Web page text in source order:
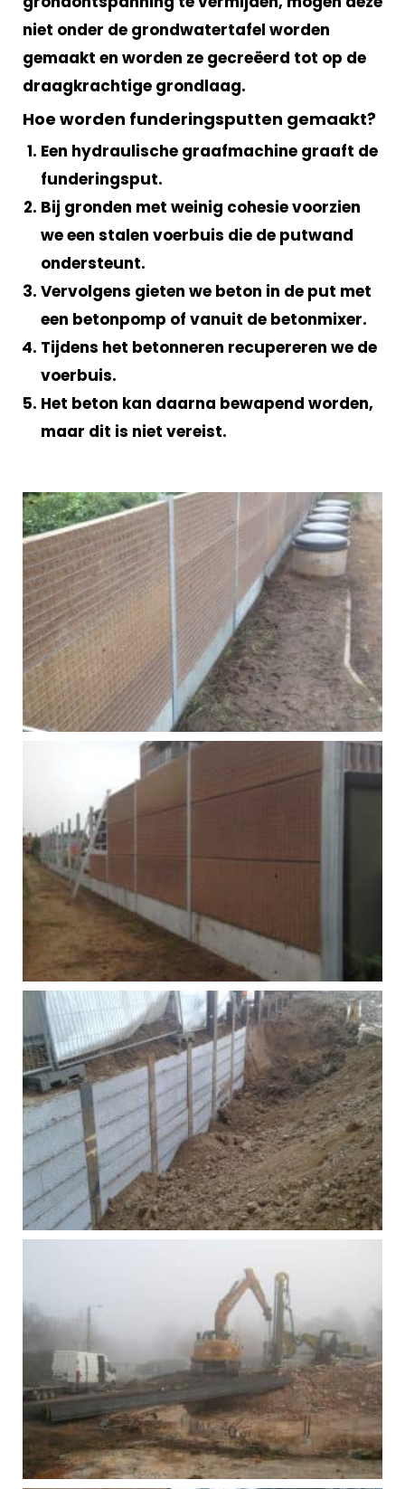
niet onder de grondwatertafel worden
gemaakt en worden ze gecreëerd tot op de
draagkrachtige grondlaag.
Hoe worden funderingsputten gemaakt?
Een hydraulische graafmachine graaft de
funderingsput.
Bij gronden met weinig cohesie voorzien
we een stalen voerbuis die de putwand
ondersteunt.
Vervolgens gieten we beton in de put met
een betonpomp of vanuit de betonmixer.
Tijdens het betonneren recupereren we de
voerbuis.
Het beton kan daarna bewapend worden,
maar dit is niet vereist.